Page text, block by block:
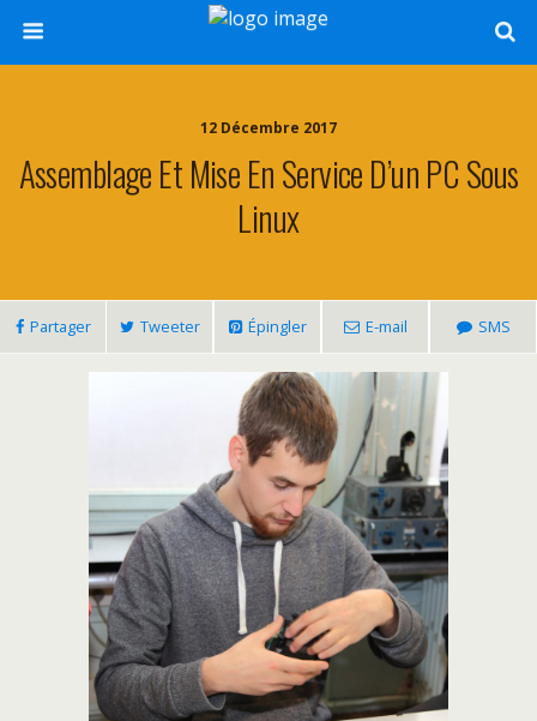
12 Décembre 2017
Assemblage Et Mise En Service D’un PC Sous
Linux
Partager Tweeter Épingler E-mail SMS